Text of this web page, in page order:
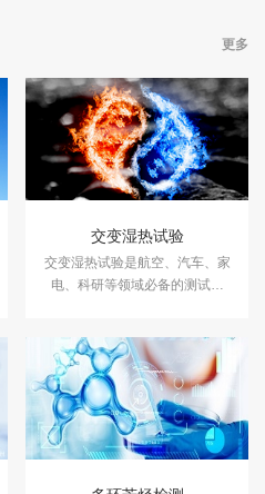
更多
交变湿热试验
交变湿热试验是航空、汽车、家
电、科研等领域必备的测试项
温、交变湿热度或恒定试验的温
度环境变化后的参数及性能。